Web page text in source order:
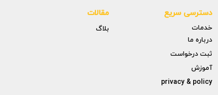
دسترسی سریع
خدمات
درباره ما
ثبت درخواست
آموزش
privacy & policy
مقالات
بلاگ